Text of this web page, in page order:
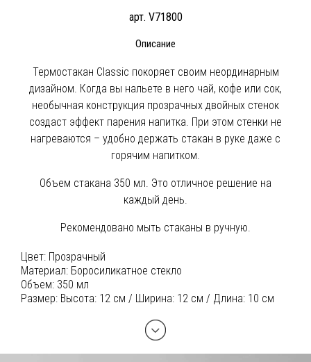
арт. V71800
Описание
Термостакан Classic покоряет своим неординарным
дизайном. Когда вы нальете в него чай, кофе или сок,
необычная конструкция прозрачных двойных стенок
создаст эффект парения напитка. При этом стенки не
нагреваются – удобно держать стакан в руке даже с
горячим напитком.
Объем стакана 350 мл. Это отличное решение на
каждый день.
Рекомендовано мыть стаканы в ручную.
Цвет: Прозрачный
Материал: Боросиликатное стекло
Объем: 350 мл
Размер: Высота: 12 см / Ширина: 12 см / Длина: 10 см